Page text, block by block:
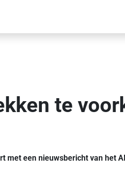
te
een nieuwsbericht van het